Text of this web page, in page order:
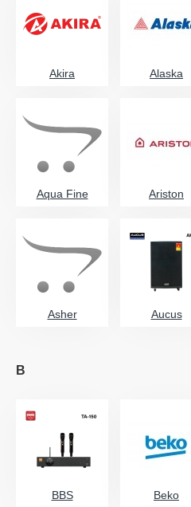
Akira Alaska
Aqua Fine Ariston
Asher Aucus
B
BBS Beko